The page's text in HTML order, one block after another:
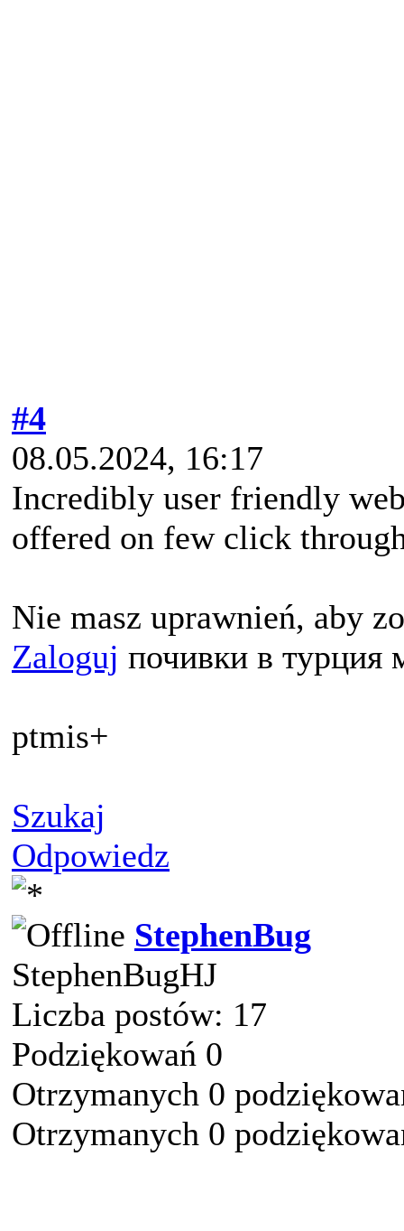
#4
08.05.2024, 16:17
Incredibly user friendly
offered on few click
Nie masz uprawnień, aby
Zaloguj почивки в турция
ptmis+
Szukaj
Odpowiedz
StephenBug
StephenBugHJ
Liczba postów: 17
Podziękowań 0
Otrzymanych 0
Otrzymanych 0